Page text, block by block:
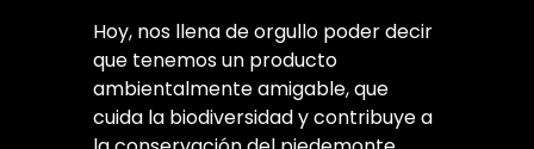
Hoy, nos llena de orgullo poder decir
que tenemos un producto
ambientalmente amigable, que
cuida la biodiversidad y contribuye a